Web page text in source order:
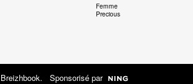
Femme
Precious
. Sponsorisé par